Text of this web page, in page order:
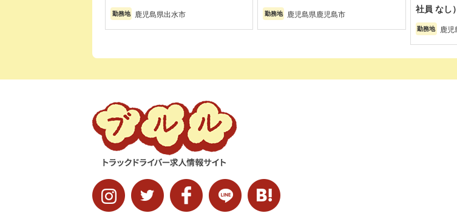
勤務地 鹿児島県出水市 勤務地 鹿児島県鹿児島市
社員 なし）
勤務地 鹿児